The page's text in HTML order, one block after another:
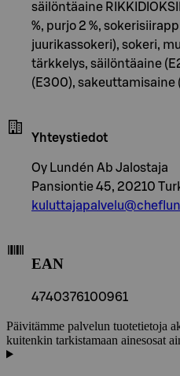
säilöntäaine
%, purjo 2 %,
juurikassokeri), sokeri,
tärkkelys, säilöntäaine
(E300), sakeuttamisaine
Yhteystiedot
Oy Lundén Ab Jalostaja
Pansiontie 45, 20210
EAN
4740376100961
Päivitämme palvelun tuotetietoja
kuitenkin tarkistamaan ainesosat